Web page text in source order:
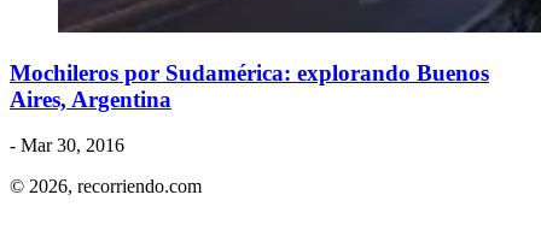
Mochileros por Sudamérica: explorando Buenos
Aires, Argentina
- Mar 30, 2016
© 2026, recorriendo.com